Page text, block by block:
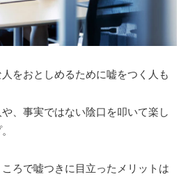
をおとしめるために嘘をつく人も
、事実ではない陰口を叩いて楽し
ろで嘘つきに目立ったメリットは